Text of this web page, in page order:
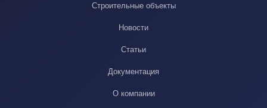
Строительные объекты
Новости
Статьи
Документация
О компании